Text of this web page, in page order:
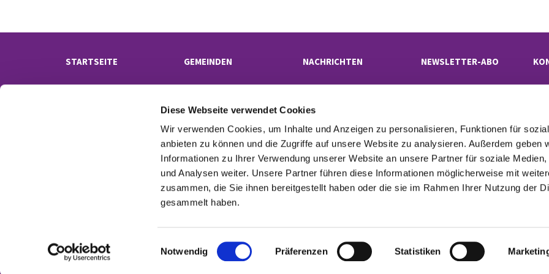
Diese Webseite verwendet Cookies
Wir verwenden Cookies, um Inhalte und Anzeigen zu personalisieren, Funktionen für
anbieten zu können und die Zugriffe auf unsere Website zu analysieren. Außerdem geben
Informationen zu Ihrer Verwendung unserer Website an unsere Partner für soziale Medien,
und Analysen weiter. Unsere Partner führen diese Informationen möglicherweise mit
zusammen, die Sie ihnen bereitgestellt haben oder die sie im Rahmen Ihrer Nutzung der
gesammelt haben.
i
Notwendig Präferenzen Statistiken
STARTSEITE GEMEINDEN NACHRICHTEN NEWSLETTER-ABO
· Rübelandstraße 9 B, 12053 Berlin
superintendentur(at)kk-neukoelln.de
Kontaktinformationen Cookie-Richtlinie Erklärung zur Barrierefreiheit